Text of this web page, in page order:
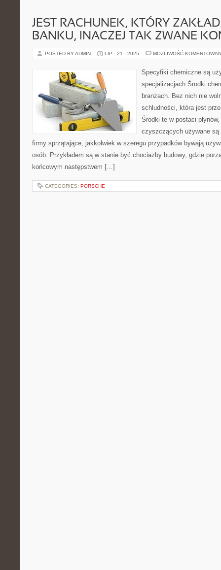
JEST RACHUNEK, KTÓRY
BANKU, INACZEJ TAK ZWANE
POSTED BY ADMIN LIP - 21 - 2025 MOŻLIWOŚĆ
Specyfiki chemiczne są
specjalizacjach Środki
branżach. Bez nich nie
schludności, która jest
Środki te w postaci
czyszczących używane
firmy sprzątające, jakkolwiek w szeregu przypadków bywają
osób. Przykładem są w stanie być chociażby budowy, gdzie
końcowym następstwem […]
CATEGORIES: PORSCHE